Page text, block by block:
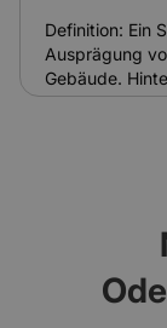
bieten.
Definition: Ein
Ausprägung
Gebäude.